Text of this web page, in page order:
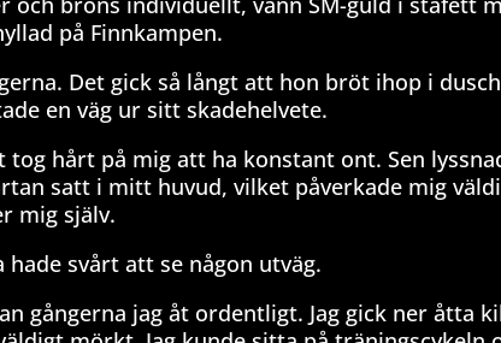
på Finnkampen.
Det gick så långt att hon bröt ihop i
en väg ur sitt skadehelvete.
hårt på mig att ha konstant ont. Sen
satt i mitt huvud, vilket påverkade mig
mig själv.
svårt att se någon utväg.
gångerna jag åt ordentligt. Jag gick ner åtta